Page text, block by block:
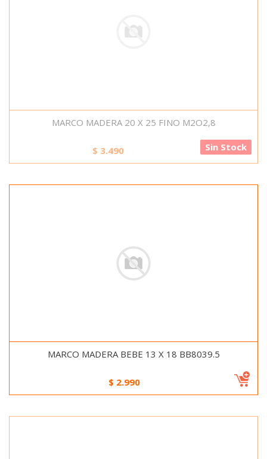
MARCO MADERA 20 X 25 FINO M2O2,8
$ 3.490 Sin Stock
MARCO MADERA BEBE 13 X 18 BB8039.5
$ 2.990